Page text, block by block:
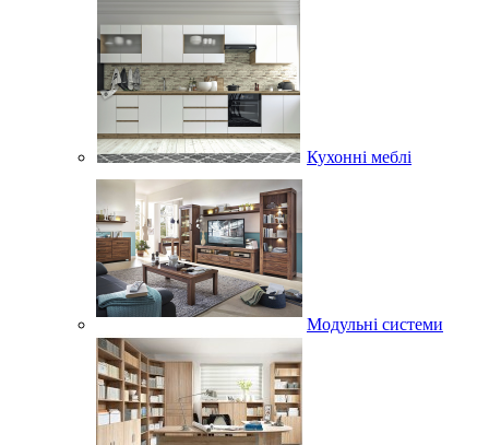
Кухонні меблі
Модульні системи